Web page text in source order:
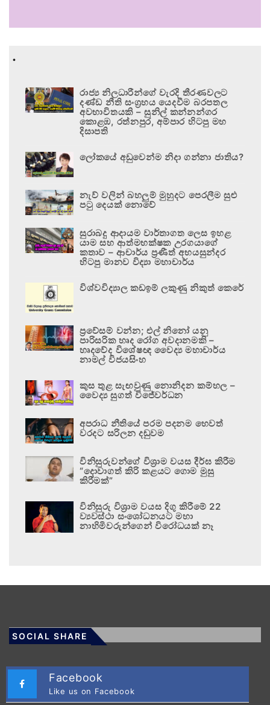
.
රාජ්‍ය නිලධාරීන්ගේ වැරදි තීරණවලට
දණ්ඩ නීති සංග්‍රහය යෙදවීම බරපතල
අවභාවිතයකි – සුනිල් කන්නන්ගර
කොළඹ, රත්නපුර, අම්පාර හිටපු මහ
දිසාපති
ලෝකයේ අඩුවෙන්ම නිදා ගන්නා ජාතිය?
නැව් වලින් බහලුම් මුහුදට පෙරලීම සුළු
පටු දෙයක් නොවේ
සුරාබදු ආදායම වාර්තාගත ලෙස ඉහළ
යාම සහ ආත්මභක්ෂක උරගයාගේ
කතාව – ආචාර්ය ප්‍රණීත් අභයසුන්දර
හිටපු මානව විද්‍යා මහාචාර්ය
විශ්වවිද්‍යාල කඩඉම් ලකුණු නිකුත් කෙරේ
ප්‍රවේසම් වන්න; එල් නිනෝ යනු
පාරිසරික හෘද රෝග අවදානමකි –
හෘදවේද විශේෂඥ වෛද්‍ය මහාචාර්ය
නාමල් විජයසිංහ
කුස තුළ සැඟවුණු නොනිදන කම්හල –
වෛද්‍ය සුගත් විජේවර්ධන
අපරාධ නීතියේ පරම පදනම හෙවත්
වරදට සරිලන දඬුවම
විනිසුරුවන්ගේ විශ්‍රාම වයස දීර්ඝ කිරීම
“දොවාගත් කිරි කළයට ගොම මුසු
කිරීමක්”
විනිසුරු විශ්‍රාම වයස දිගු කිරීමේ 22
ව්‍යවස්ථා සංශෝධනයට මහා
නාහිමිවරුන්ගෙන් විරෝධයක් නෑ
SOCIAL SHARE
Facebook
Like us on Facebook